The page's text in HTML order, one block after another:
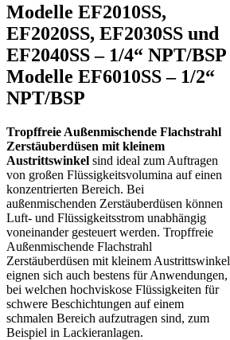
Modelle EF2010SS,
EF2020SS, EF2030SS und
EF2040SS – 1/4“ NPT/BSP
Modelle EF6010SS – 1/2“
NPT/BSP
Tropffreie Außenmischende Flachstrahl
Zerstäuberdüsen mit kleinem
Austrittswinkel sind ideal zum Auftragen
von großen Flüssigkeitsvolumina auf einen
konzentrierten Bereich. Bei
außenmischenden Zerstäuberdüsen können
Luft- und Flüssigkeitsstrom unabhängig
voneinander gesteuert werden. Tropffreie
Außenmischende Flachstrahl
Zerstäuberdüsen mit kleinem Austrittswinkel
eignen sich auch bestens für Anwendungen,
bei welchen hochviskose Flüssigkeiten für
schwere Beschichtungen auf einem
schmalen Bereich aufzutragen sind, zum
Beispiel in Lackieranlagen.